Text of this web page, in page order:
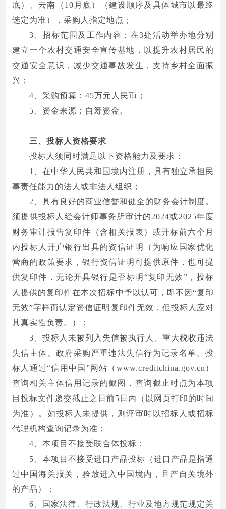
底）、云南（10月底）（建设顺序及具体城市以最终
选定为准），采购人指定地点；
3、招标范围及工作内容：在3处活动举办地分别
建立一个农村交通安全宣传基地，以提升农村居民的
交通安全意识，减少交通事故发生，支持乡村全面振
兴；
4、采购预算：45万元人民币；
5、资金来源：自筹资金。
三、投标人资格要求
投标人须同时满足以下资格能力及要求：
1、在中华人民共和国境内注册，具有独立承担民
事责任能力的法人或非法人组织；
2、具有良好的商业信誉和健全的财务会计制度。
须提供投标人经会计师事务所审计的2024或2025年度
财务审计报告复印件（含相关报表）或开标前六个月
内投标人开户银行出具的资信证明（为响应国家优化
营商的政策要求，银行资信证明可提供原件，也可提
供复印件，无论开具银行是否标明“复印无效”，投标
人提供的复印件在本次招标中予以认可，即不因“复印
无效”字样而认定资信证明复印件无效，但投标人应对
其真实性负责。）；
3、投标人未被列入失信被执行人、重大税收违法
失信主体、政府采购严重违法失信行为记录名单。投
标人通过“信用中国”网站（www.creditchina.gov.cn）
查询相关主体信用记录的截图，查询截止时点为本项
目投标文件递交截止之日前5日内（以网页打印的时间
为准）。如投标人未提供，则评审时以招标人或招标
代理机构查询记录为准；
4、本项目不接受联合体投标；
5、本项目不接受进口产品投标（进口产品是指通
过中国海关报关，验放进入中国境内，且产自关境外
的产品）；
6、国家法律、行政法规、行业及地方规范规定关